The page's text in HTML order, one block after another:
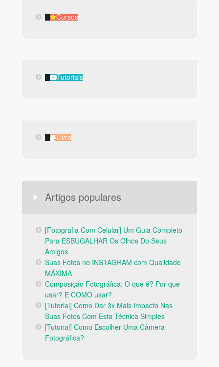
CursosCursos
TutoriaisTutoriais
LivroLivro
Artigos populares
[Fotografia Com Celular] Um Guia Completo
Para ESBUGALHAR Os Olhos Do Seus
Amigos
Suas Fotos no INSTAGRAM com Qualidade
MÁXIMA
Composição Fotográfica: O que é? Por que
usar? E COMO usar?
[Tutorial] Como Dar 3x Mais Impacto Nas
Suas Fotos Com Esta Técnica Simples
[Tutorial] Como Escolher Uma Câmera
Fotográfica?